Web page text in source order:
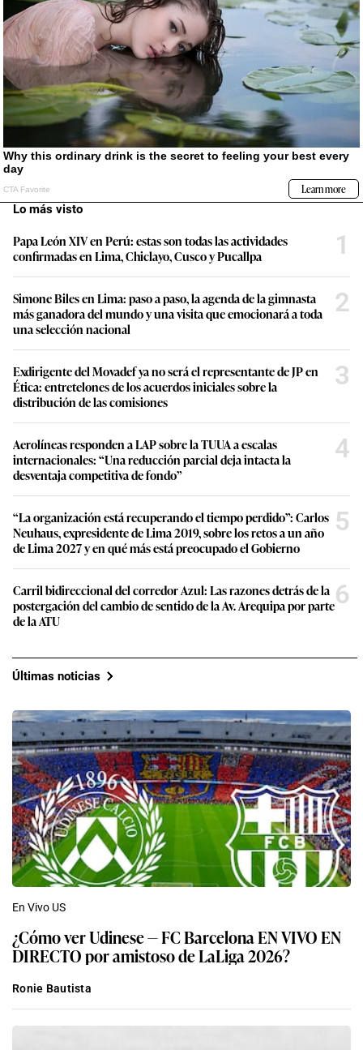
Lo más visto
Papa León XIV en Perú: estas son todas las actividades
confirmadas en Lima, Chiclayo, Cusco y Pucallpa
1
Simone Biles en Lima: paso a paso, la agenda de la gimnasta
más ganadora del mundo y una visita que emocionará a toda
una selección nacional
2
Exdirigente del Movadef ya no será el representante de JP en
Ética: entretelones de los acuerdos iniciales sobre la
distribución de las comisiones
3
Aerolíneas responden a LAP sobre la TUUA a escalas
internacionales: “Una reducción parcial deja intacta la
desventaja competitiva de fondo”
4
“La organización está recuperando el tiempo perdido”: Carlos
Neuhaus, expresidente de Lima 2019, sobre los retos a un año
de Lima 2027 y en qué más está preocupado el Gobierno
5
Carril bidireccional del corredor Azul: Las razones detrás de la
postergación del cambio de sentido de la Av. Arequipa por parte
de la ATU
6
Últimas noticias
En Vivo US
¿Cómo ver Udinese — FC Barcelona EN VIVO EN
DIRECTO por amistoso de LaLiga 2026?
Ronie Bautista